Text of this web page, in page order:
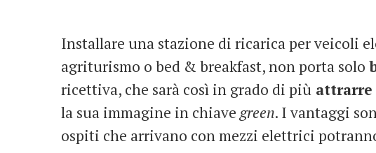
Installare una stazione di ricarica per veicoli
agriturismo o bed & breakfast, non porta solo
ricettiva, che sarà così in grado di più
la sua immagine in chiavegreen. I vantaggi
ospiti che arrivano con mezzi elettrici